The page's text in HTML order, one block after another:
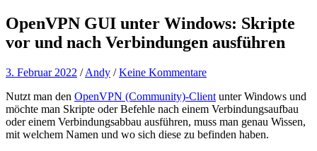
OpenVPN GUI unter Windows: Skripte
vor und nach Verbindungen ausführen
3. Februar 2022 /Andy /Keine Kommentare
Nutzt man den OpenVPN (Community)-Client unter Windows und
möchte man Skripte oder Befehle nach einem Verbindungsaufbau
oder einem Verbindungsabbau ausführen, muss man genau Wissen,
mit welchem Namen und wo sich diese zu befinden haben.